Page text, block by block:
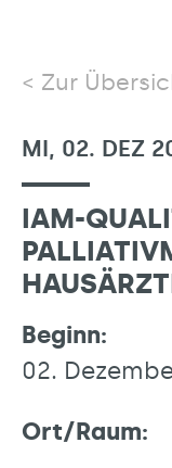
Zur
MI, 02. DEZ
IAM-
Beginn:
02.
Ort/Raum: